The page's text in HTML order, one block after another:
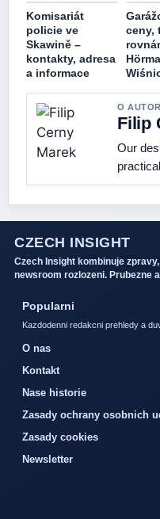
Komisariát
policie ve
Skawině –
kontakty, adresa
a informace
ceny,
O
Filip
Our
CZECH INSIGHT
Czech Insight kombinuje
newsroom rozlozeni. Prubezne
Popularni
Kazdodenni redakcni prehledy a
O nas
Kontakt
Nase historie
Zasady ochrany osobnich
Zasady cookies
Newsletter